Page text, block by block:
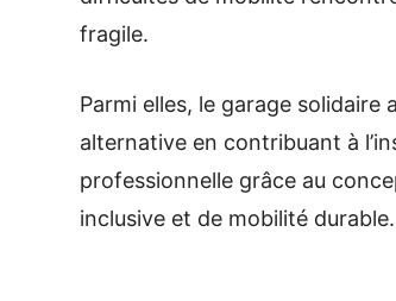
fragile.
Parmi elles, le garage solidaire
alternative en contribuant à
professionnelle grâce au
inclusive et de mobilité durable.